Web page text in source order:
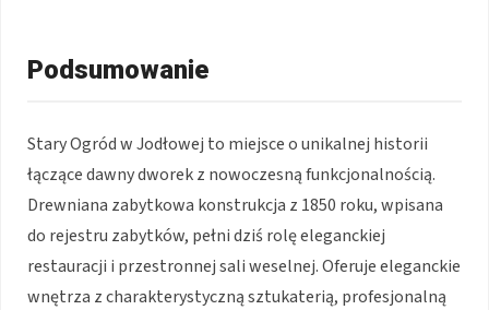
Podsumowanie
Stary Ogród w Jodłowej to miejsce o unikalnej historii
łączące dawny dworek z nowoczesną funkcjonalnością.
Drewniana zabytkowa konstrukcja z 1850 roku, wpisana
do rejestru zabytków, pełni dziś rolę eleganckiej
restauracji i przestronnej sali weselnej. Oferuje eleganckie
wnętrza z charakterystyczną sztukaterią, profesjonalną